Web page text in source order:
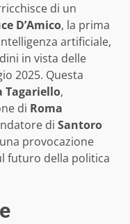
di un
D’Amico, la prima
artificiale,
in vista delle
2025. Questa
Tagariello,
di Roma
di Santoro
provocazione
futuro della politica